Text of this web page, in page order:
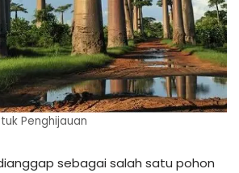
Penghijauan
sebagai salah satu pohon